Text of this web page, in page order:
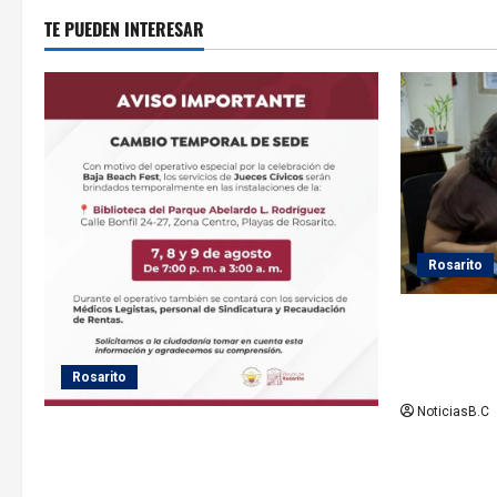
r
a
d
TE PUEDEN INTERESAR
Rosarito
Rosarito
NoticiasB.C